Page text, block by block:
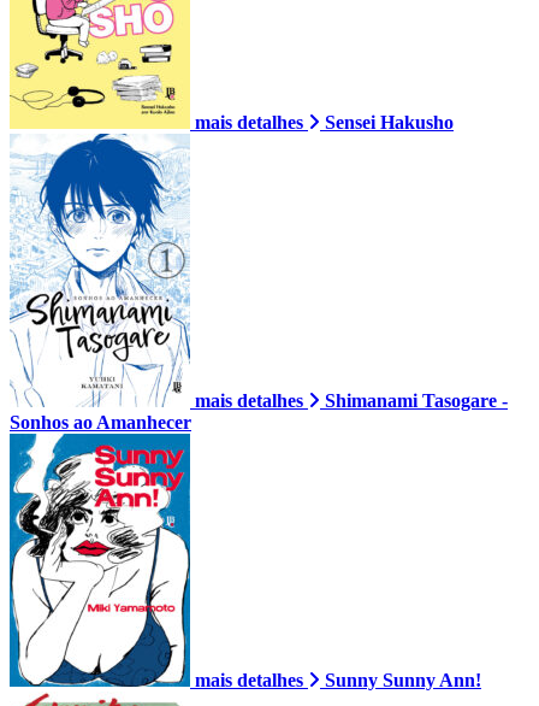
mais detalhes Sensei Hakusho
mais detalhes
Shimanami Tasogare -
Sonhos ao Amanhecer
mais detalhes Sunny Sunny Ann!